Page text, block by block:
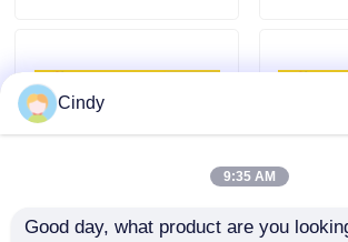
Fälle
Lithium-Mangan-Dioxid-Batterie
Cindy
9:35 AM
Good day, what product are you